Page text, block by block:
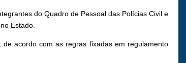
do Quadro de Pessoal das Polícias Civil e
Estado.
acordo com as regras fixadas em regulamento